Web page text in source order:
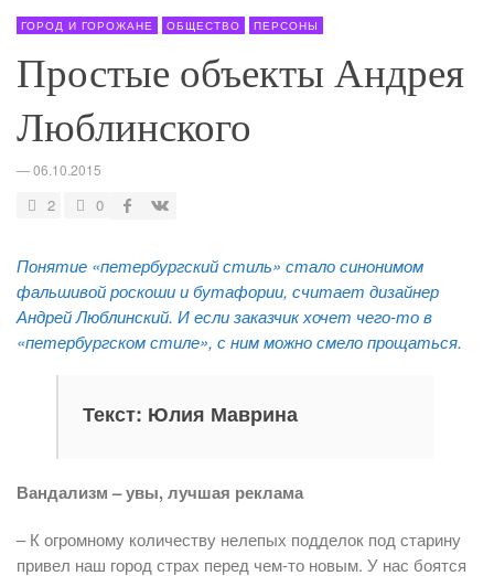
ГОРОД И ГОРОЖАНЕ ОБЩЕСТВО ПЕРСОНЫ
Простые объекты Андрея
Люблинского
—06.10.2015
2 0
Понятие «петербургский стиль» стало синонимом
фальшивой роскоши и бутафории, считает дизайнер
Андрей Люблинский. И если заказчик хочет чего-то в
«петербургском стиле», с ним можно смело прощаться.
Текст: Юлия Маврина
Вандализм – увы, лучшая реклама
– К огромному количеству нелепых подделок под старину
привел наш город страх перед чем-то новым. У нас боятся